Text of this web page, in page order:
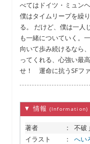
べてはドイツ・ミュン
僕はタイムリープを繰
る。 だけど、僕は一人
も一緒についていく。
向いて歩み続けるなら
ってくれる、心強い最
せ！ 運命に抗うSFフ
▼ 情報 (Information)
著者 ：
不破
イラスト
：
へい